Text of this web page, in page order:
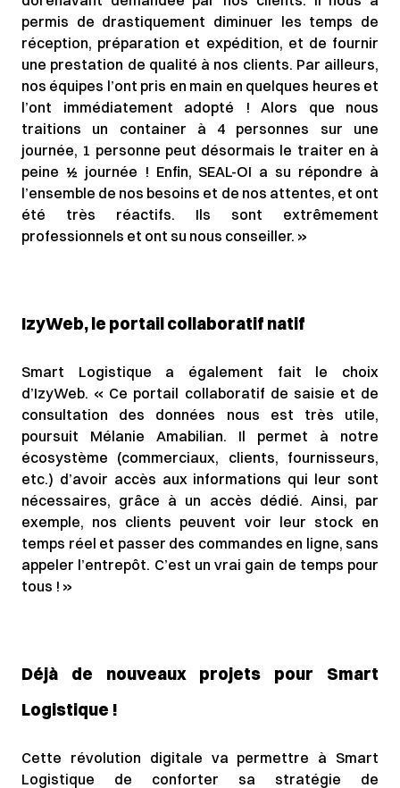
permis de drastiquement diminuer les temps de
réception, préparation et expédition, et de fournir
une prestation de qualité à nos clients. Par ailleurs,
nos équipes l’ont pris en main en quelques heures et
l’ont immédiatement adopté ! Alors que nous
traitions un container à 4 personnes sur une
journée, 1 personne peut désormais le traiter en à
peine ½ journée ! Enfin, SEAL-OI a su répondre à
l’ensemble de nos besoins et de nos attentes, et ont
été très réactifs. Ils sont extrêmement
professionnels et ont su nous conseiller. »
IzyWeb, le portail collaboratif natif
Smart Logistique a également fait le choix
d’IzyWeb. « Ce portail collaboratif de saisie et de
consultation des données nous est très utile,
poursuit Mélanie Amabilian. Il permet à notre
écosystème (commerciaux, clients, fournisseurs,
etc.) d’avoir accès aux informations qui leur sont
nécessaires, grâce à un accès dédié. Ainsi, par
exemple, nos clients peuvent voir leur stock en
temps réel et passer des commandes en ligne, sans
appeler l’entrepôt. C’est un vrai gain de temps pour
tous ! »
Déjà de nouveaux projets pour Smart
Logistique !
Cette révolution digitale va permettre à Smart
Logistique de conforter sa stratégie de